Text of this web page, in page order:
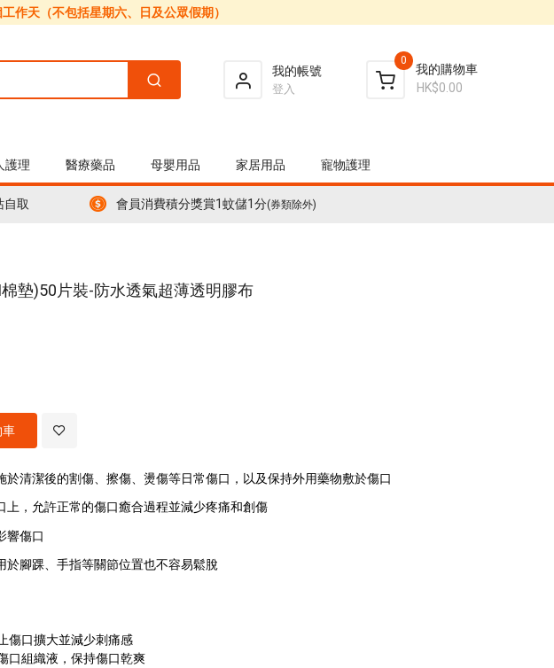
作天（不包括星期六、日及公眾假期）
我的帳號
登入
我的購物車
0
HK$0.00
護理 醫療藥品 母嬰用品 家居用品 寵物護理
自取 會員消費積分獎賞1蚊儲1分(券類除外)
棉墊)50片裝-防水透氣超薄透明膠布
車
於清潔後的割傷、擦傷、燙傷等日常傷口，以及保持外用藥物敷於傷口
上，允許正常的傷口癒合過程並減少疼痛和創傷
響傷口
於腳踝、手指等關節位置也不容易鬆脫
傷口擴大並減少刺痛感
口組織液，保持傷口乾爽